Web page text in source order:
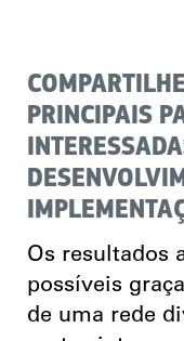
PRINCIPAIS
Os resultados
possíveis
de uma rede